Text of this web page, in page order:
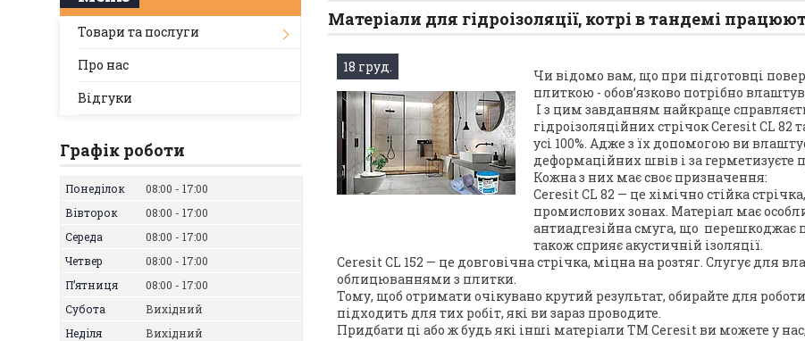
Матеріали для гідроізоляції, котрі в тандемі
18 груд.
Чи відомо вам, що при підготовці
плиткою - обов’язково потрібно
І з цим завданням найкраще
гідроізоляційних стрічок Ceresit CL 82
усі 100%. Адже з їх допомогою ви
деформаційних швів і за
Кожна з них має своє призначення:
Ceresit CL 82 — це хімічно стійка
промислових зонах. Матеріал має
антиадгезійна смуга, що перешкоджає
також сприяє акустичній ізоляції.
Ceresit CL 152 — це довговічна стрічка, міцна на розтяг. Слугує для
облицюваннями з плитки.
Тому, щоб отримати очікувано крутий результат, обирайте для
підходить для тих робіт, які ви зараз проводите.
Придбати ці або ж будь які інші матеріали ТМ Ceresit ви можете у
Товари та послуги
Про нас
Відгуки
Графік роботи
Понеділок 08:00
17:00
Вівторок
08:00
17:00
Середа
08:00
17:00
Четвер
08:00
17:00
Пʼятниця
08:00
17:00
Субота
Вихідний
Неділя
Вихідний